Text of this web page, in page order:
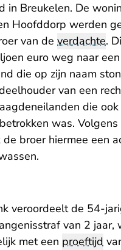
in Breukelen. De
Hoofddorp werden
van de verdachte.
euro weg naar
die op zijn naam
van een
die
was.
broer hiermee een
veroordeelt de 54-
van 2 jaar,
met een proeftijd